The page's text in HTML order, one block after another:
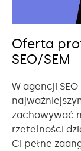
Oferta
SEO/SEM
W agencji
zachowywać
rzetelności
Ci pełne